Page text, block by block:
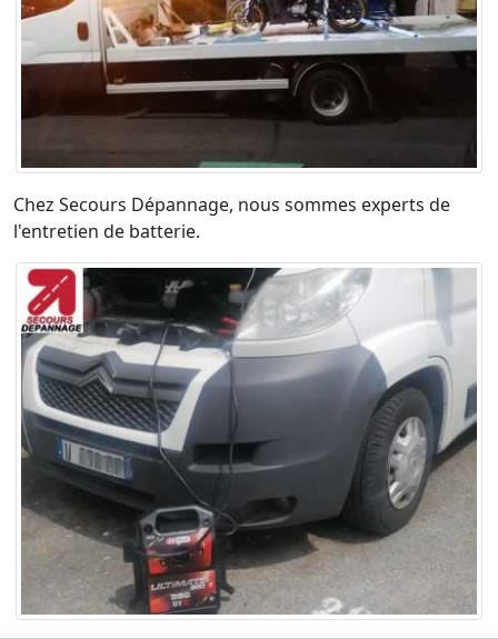
Chez Secours Dépannage, nous sommes experts de
l'entretien de batterie.